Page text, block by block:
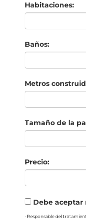
Habitaciones:
Baños:
Metros
Tamaño de la
Precio:
Debe aceptar
· Responsable del